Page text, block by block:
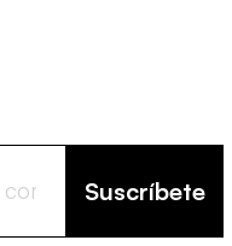
Suscríbete